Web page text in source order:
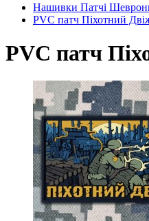
Нашивки Патчі
PVC патч Піхотний
PVC патч